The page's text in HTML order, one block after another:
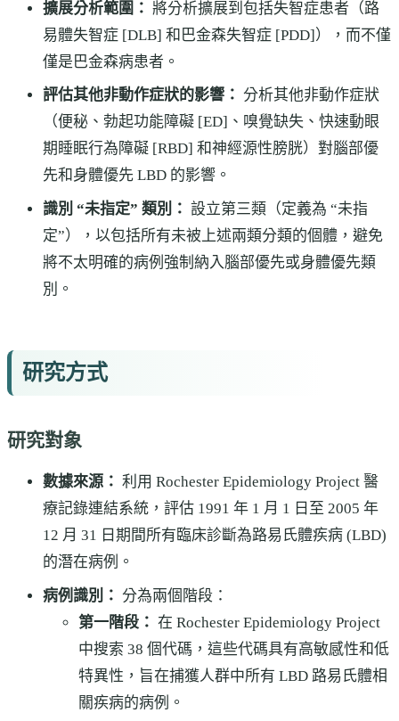
擴展分析範圍： 將分析擴展到包括失智症患者（路
易體失智症 [DLB] 和巴金森失智症 [PDD]），而不僅
僅是巴金森病患者。
評估其他非動作症狀的影響： 分析其他非動作症狀
（便秘、勃起功能障礙 [ED]、嗅覺缺失、快速動眼
期睡眠行為障礙 [RBD] 和神經源性膀胱）對腦部優
先和身體優先 LBD 的影響。
識別 “未指定” 類別： 設立第三類（定義為 “未指
定”），以包括所有未被上述兩類分類的個體，避免
將不太明確的病例強制納入腦部優先或身體優先類
別。
研究方式
研究對象
數據來源： 利用 Rochester Epidemiology Project 醫
療記錄連結系統，評估 1991 年 1 月 1 日至 2005 年
12 月 31 日期間所有臨床診斷為路易氏體疾病 (LBD)
的潛在病例。
病例識別： 分為兩個階段：
第一階段： 在 Rochester Epidemiology Project
中搜索 38 個代碼，這些代碼具有高敏感性和低
特異性，旨在捕獲人群中所有 LBD 路易氏體相
關疾病的病例。